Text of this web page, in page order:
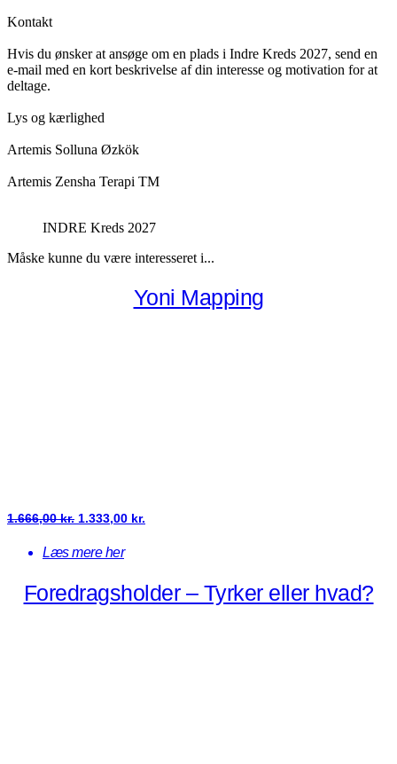
Kontakt
Hvis du ønsker at ansøge om en plads i Indre Kreds 2027, send en
e-mail med en kort beskrivelse af din interesse og motivation for at
deltage.
Lys og kærlighed
Artemis Solluna Øzkök
Artemis Zensha Terapi TM
INDRE Kreds 2027
Måske kunne du være interesseret i...
Yoni Mapping
1.666,00kr. Den
var:
1.333,00 kr.
er:
Læs mere her
Foredragsholder – Tyrker eller hvad?